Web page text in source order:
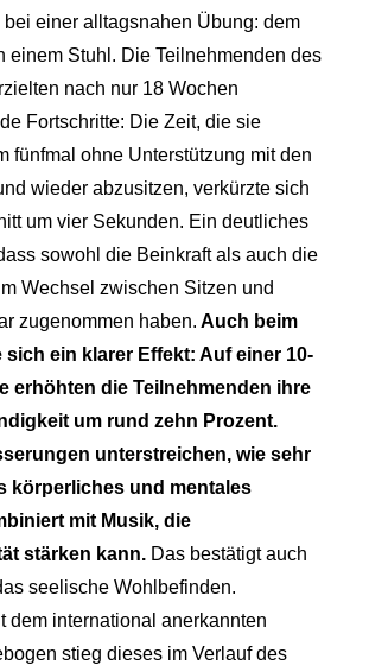
einer alltagsnahen Übung: dem
einem Stuhl. Die Teilnehmenden des
nach nur 18 Wochen
Fortschritte: Die Zeit, die sie
fünfmal ohne Unterstützung mit den
wieder abzusitzen, verkürzte sich
um vier Sekunden. Ein deutliches
sowohl die Beinkraft als auch die
Wechsel zwischen Sitzen und
zugenommen haben. Auch beim
sich ein klarer Effekt: Auf einer 10-
erhöhten die Teilnehmenden ihre
um rund zehn Prozent.
unterstreichen, wie sehr
körperliches und mentales
mit Musik, die
stärken kann. Das bestätigt auch
seelische Wohlbefinden.
dem international anerkannten
stieg dieses im Verlauf des